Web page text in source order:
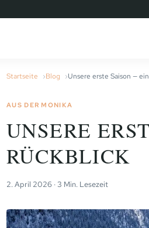
Startseite Blog Unsere erste Saison —
AUS DER MONIKA
UNSERE
RÜCKBLICK
2. April 2026 · 3 Min. Lesezeit